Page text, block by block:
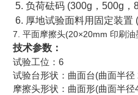
5. 负荷砝码 (300g，500g，
6. 厚地试验面料用固定装置 (
7. 平面摩擦头(20×20mm 印刷油
技术参数：
试验工位：6
试验台形状：曲面台(曲面半径
摩擦头形状：曲面形(曲面半径